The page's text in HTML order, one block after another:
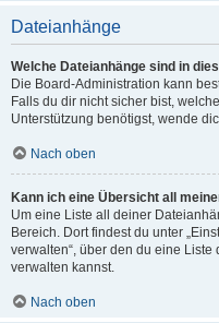
Dateianhänge
Welche Dateianhänge sind in
Die Board-Administration kann
Falls du dir nicht sicher bist,
Unterstützung benötigst, wende
Nach oben
Kann ich eine Übersicht all
Um eine Liste all deiner
Bereich. Dort findest du unter
verwalten“, über den du eine
verwalten kannst.
Nach oben